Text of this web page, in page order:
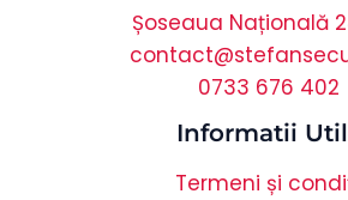
Șoseaua Națională
0733 676 402
Informatii
Termeni și